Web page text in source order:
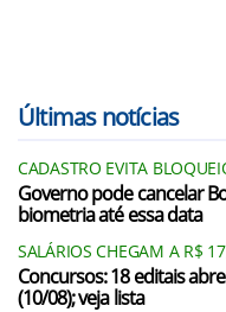
Últimas notícias
CADASTRO EVITA
Governo pode cancelar
biometria até essa data
SALÁRIOS CHEGAM A R$
Concursos: 18 editais
(10/08); veja lista